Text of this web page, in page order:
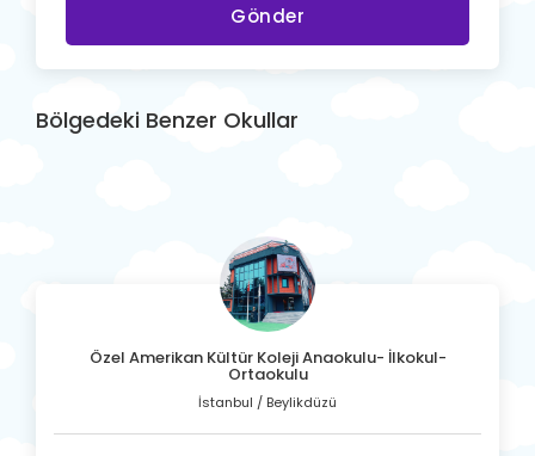
Gönder
Bölgedeki Benzer Okullar
Özel Amerikan Kültür Koleji Anaokulu- İlkokul-
Ortaokulu
İstanbul / Beylikdüzü